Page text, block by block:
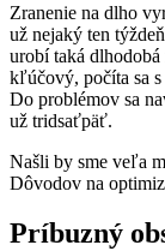
Zranenie na dlho
už nejaký ten
urobí taká
kľúčový, počíta sa
Do problémov sa
už tridsaťpäť.
Našli by sme veľa
Dôvodov na
Príbuzný